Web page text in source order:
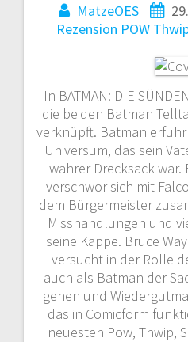
MatzeOES
Rezension POW
In BATMAN: DIE
die beiden Batman
verknüpft. Batman
Universum, das sein
wahrer Drecksack
verschwor sich mit
dem Bürgermeister
Misshandlungen und
seine Kappe. Bruce
versucht in der Rolle
auch als Batman der
gehen und
das in Comicform
neuesten Pow, Thwip,